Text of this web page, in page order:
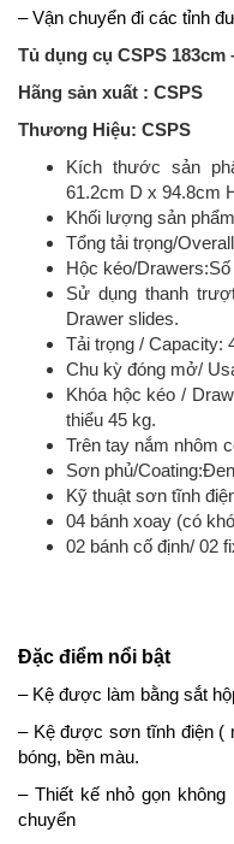
– Vận chuyển đi các tỉnh
Tủ dụng cụ CSPS 183cm
Hãng sản xuất : CSPS
Thương Hiệu: CSPS
Kích thước sản
61.2cm D x 94.8cm
Khối lượng sản
Tổng tải trọng/
Hộc kéo/
Sử dụng thanh
Drawer slides.
Tải trọng / Capacity:
Chu kỳ đóng mở/
Khóa hộc kéo /
thiểu 45
Trên tay nắm nhôm
Sơn phủ/
Kỹ thuật sơn tĩnh
04 bánh xoay (có
02 bánh cố định/ 02
Đặc điểm nổi bật
– Kệ được làm bằng sắt
– Kệ được sơn tĩnh điện (
bóng, bền màu.
– Thiết kế nhỏ gọn
chuyển